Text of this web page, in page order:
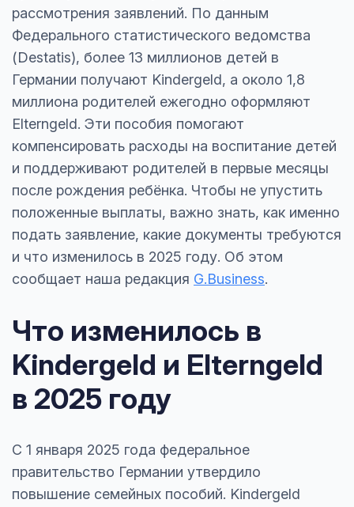
рассмотрения заявлений. По данным
Федерального статистического ведомства
(Destatis), более 13 миллионов детей в
Германии получают Kindergeld, а около 1,8
миллиона родителей ежегодно оформляют
Elterngeld. Эти пособия помогают
компенсировать расходы на воспитание детей
и поддерживают родителей в первые месяцы
после рождения ребёнка. Чтобы не упустить
положенные выплаты, важно знать, как именно
подать заявление, какие документы требуются
и что изменилось в 2025 году. Об этом
сообщает наша редакция G.Business.
Что изменилось в
Kindergeld и Elterngeld
в 2025 году
С 1 января 2025 года федеральное
правительство Германии утвердило
повышение семейных пособий. Kindergeld